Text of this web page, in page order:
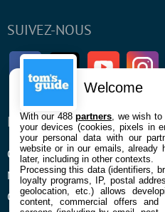
SUIVEZ-NOUS
FacebookTwitter Youtube
ENTREPRISE
Qui sommes nous
Mentions légales et CGU
Confidentialité et Cookies
Welcome
With our 488partners , we wish
your devices (cookies, pixels in
your personal data with our
website or in our emails, already
later, including in other contexts.
Processing this data (identifiers,
loyalty programs, IP, postal
geolocation, etc.) allows
content, commercial offers